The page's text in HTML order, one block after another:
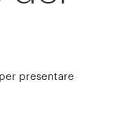
presentare